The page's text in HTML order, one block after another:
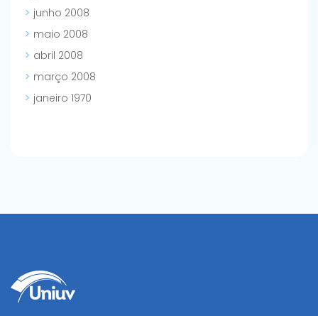
junho 2008
maio 2008
abril 2008
março 2008
janeiro 1970